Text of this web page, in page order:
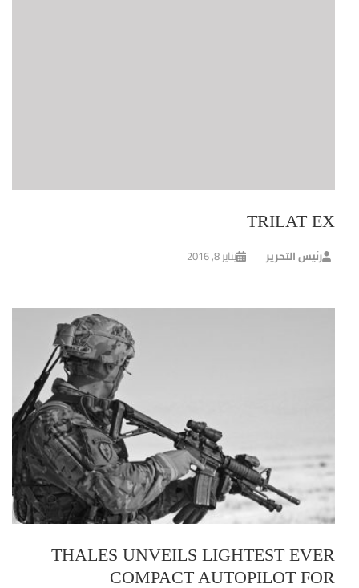
TRILAT EX
رئيس التحرير يناير 8, 2016
THALES UNVEILS LIGHTEST EVER
COMPACT AUTOPILOT FOR